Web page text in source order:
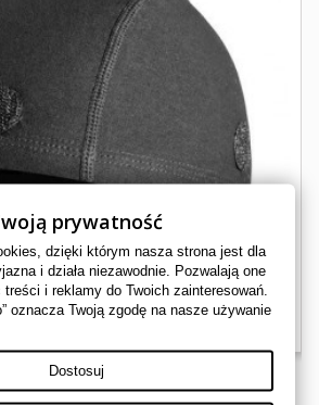
prywatność
dzięki którym nasza strona jest dla
i działa niezawodnie. Pozwalają one
treści i reklamy do Twoich zainteresowań.
oznacza Twoją zgodę na nasze używanie
Dostosuj